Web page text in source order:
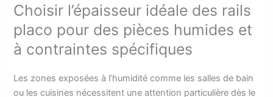
Choisir l’épaisseur idéale des rails
placo pour des pièces humides et
à contraintes spécifiques
Les zones exposées à l’humidité comme les salles de bain
ou les cuisines nécessitent une attention particulière dès le